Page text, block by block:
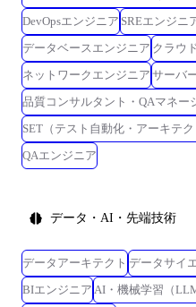
DevOpsエンジニア SREエンジニ
データベースエンジニア クラウ
ネットワークエンジニア サーバ
品質コンサルタント・QAマネー
SET（テスト自動化・アーキテク
QAエンジニア
データ・AI・先端技術
データアーキテクト データサイ
BIエンジニア AI・機械学習（